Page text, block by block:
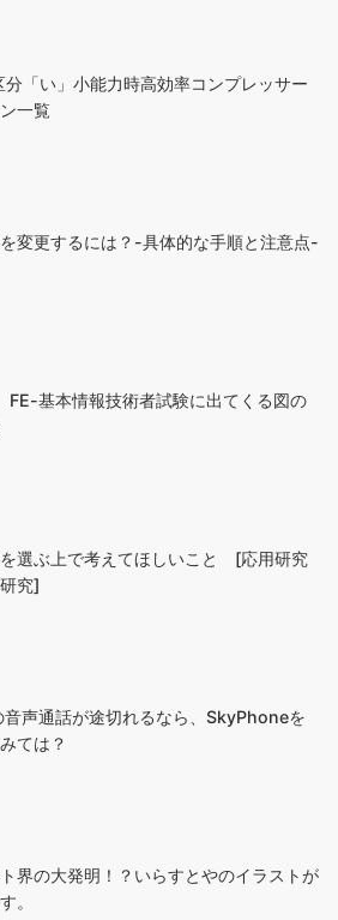
分「い」小能力時高効率コンプレッサー
一覧
変更するには？-具体的な手順と注意点-
基本情報技術者試験に出てくる図の
選ぶ上で考えてほしいこと [応用研究
究]
音声通話が途切れるなら、SkyPhoneを
ては？
界の大発明！？いらすとやのイラストが
。